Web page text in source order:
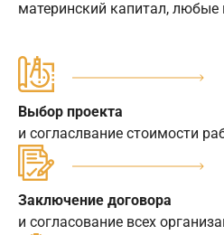
материнский капитал, любые
Выбор проекта
и согласлвание стоимости
Заключение договора
и согласование всех